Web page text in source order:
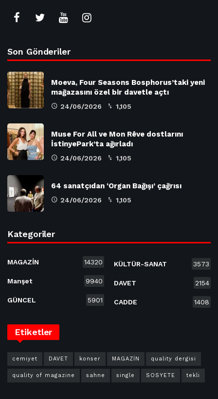
Son Gönderiler
Moeva, Four Seasons Bosphorus’taki yeni
mağazasını özel bir davetle açtı
24/06/2026 1,105
Muse For All ve Mon Rêve dostlarını
İstinyePark’ta ağırladı
24/06/2026 1,105
64 sanatçıdan ‘Organ Bağışı’ çağrısı
24/06/2026 1,105
Kategoriler
MAGAZİN 14320
Manşet 9940
GÜNCEL 5901
KÜLTÜR-SANAT 3573
DAVET 2154
CADDE 1408
Etiketler
cemiyet DAVET konser MAGAZİN quality dergisi
quality of magazine sahne single SOSYETE tekli